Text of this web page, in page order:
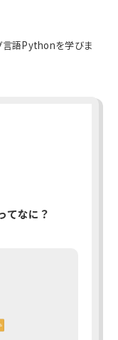
言語Pythonを学びま
てなに？